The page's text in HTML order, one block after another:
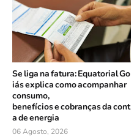
Se liga na fatura: Equatorial Go
iás explica como acompanhar
consumo,
benefícios e cobranças da cont
a de energia
06 Agosto, 2026